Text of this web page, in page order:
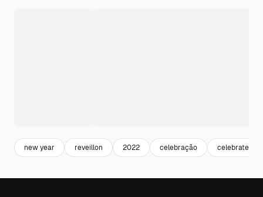
new year reveillon 2022 celebração celebrate